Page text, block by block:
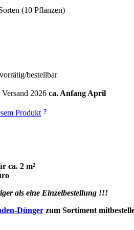
(10 Pflanzen)
bestellbar
2026 ca. Anfang April
Produkt
ca. 2 m²
als eine Einzelbestellung !!!
Dünger zum Sortiment